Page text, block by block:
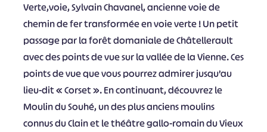
Verte,voie, Sylvain Chavanel, ancienne voie de
chemin de fer transformée en voie verte ! Un petit
passage par la forêt domaniale de Châtellerault
avec des points de vue sur la vallée de la Vienne. Ces
points de vue que vous pourrez admirer jusqu’au
lieu-dit « Corset ». En continuant, découvrez le
Moulin du Souhé, un des plus anciens moulins
connus du Clain et le théâtre gallo-romain du Vieux